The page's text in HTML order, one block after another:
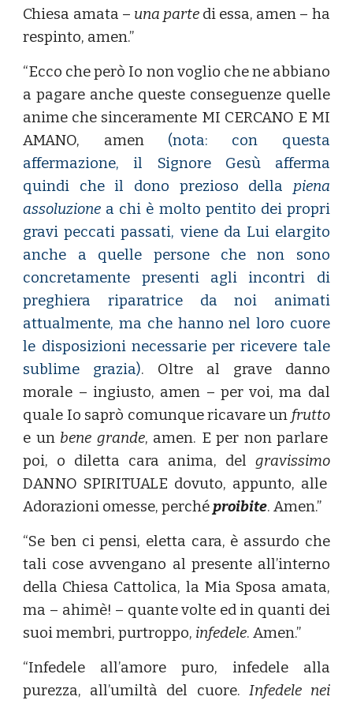
Chiesa amata – una partedi essa, amen – ha
respinto, amen.”
“Ecco che però Io non voglio che ne abbiano
a pagare anche queste conseguenze quelle
anime che sinceramente MI CERCANO E MI
AMANO, amen (nota: con questa
affermazione, il Signore Gesù afferma
quindi che il dono prezioso della piena
assoluzione a chi è molto pentito dei propri
gravi peccati passati, viene da Lui elargito
anche a quelle persone che non sono
concretamente presenti agli incontri di
preghiera riparatrice da noi animati
attualmente, ma che hanno nel loro cuore
le disposizioni necessarie per ricevere tale
sublime grazia). Oltre al grave danno
morale – ingiusto, amen – per voi, ma dal
quale Io saprò comunque ricavare un frutto
e un bene grande, amen. E per non parlare
poi, o diletta cara anima, del gravissimo
DANNO SPIRITUALE dovuto, appunto, alle
Adorazioni omesse, perchéproibite. Amen.”
“Se ben ci pensi, eletta cara, è assurdo che
tali cose avvengano al presente all’interno
della Chiesa Cattolica, la Mia Sposa amata,
ma – ahimè! – quante volte ed in quanti dei
suoi membri, purtroppo, infedele. Amen.”
“Infedele all’amore puro, infedele alla
purezza, all’umiltà del cuore. Infedele nei